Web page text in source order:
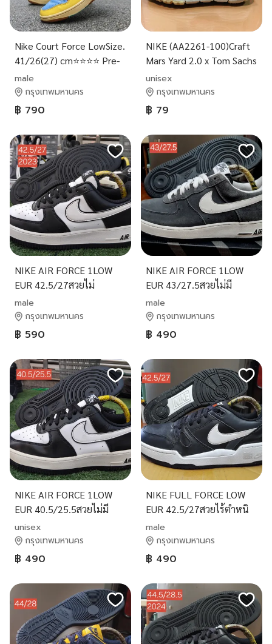
Nike Court Force LowSize.
41/26(27) cm⭐⭐⭐⭐ Pre-
owned/ Good Condition🔥
Price : 790฿
male
กรุงเทพมหานคร
฿ 790
NIKE (AA2261-100)Craft
Mars Yard 2.0 x Tom Sachs
Space Camp Size 40/25
cm🔥Price 790฿
unisex
กรุงเทพมหานคร
฿ 79
NIKE AIR FORCE 1LOW
EUR 42.5/27สวยไม่
ซ่อม590ส่งฟรี
male
กรุงเทพมหานคร
฿ 590
NIKE AIR FORCE 1LOW
EUR 43/27.5สวยไม่มี
ตำหนิ490ค่าส่ง50
male
กรุงเทพมหานคร
฿ 490
NIKE AIR FORCE 1LOW
EUR 40.5/25.5สวยไม่มี
ตำหนิ490ค่าส่ง50
unisex
กรุงเทพมหานคร
฿ 490
NIKE FULL FORCE LOW
EUR 42.5/27สวยไร้ตำหนิ
ปี2024ราคา490ค่าส่ง50
male
กรุงเทพมหานคร
฿ 490